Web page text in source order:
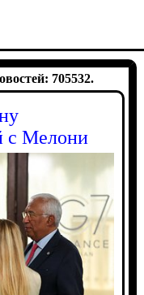
705532.
с Мелони